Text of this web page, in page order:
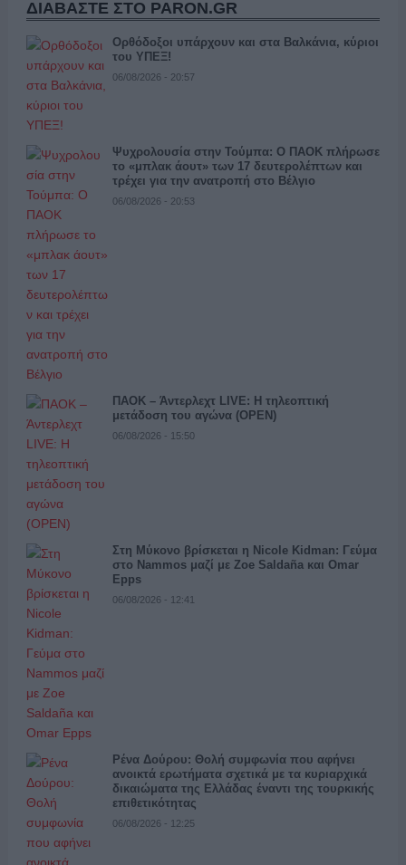
ΔΙΑΒΑΣΤΕ ΣΤΟ PARON.GR
Ορθόδοξοι υπάρχουν και στα Βαλκάνια, κύριοι
του ΥΠΕΞ!
06/08/2026 - 20:57
Ψυχρολουσία στην Τούμπα: Ο ΠΑΟΚ πλήρωσε
το «μπλακ άουτ» των 17 δευτερολέπτων και
τρέχει για την ανατροπή στο Βέλγιο
06/08/2026 - 20:53
ΠΑΟΚ – Άντερλεχτ LIVE: Η τηλεοπτική
μετάδοση του αγώνα (OPEN)
06/08/2026 - 15:50
Στη Μύκονο βρίσκεται η Nicole Kidman: Γεύμα
στο Nammos μαζί με Zoe Saldaña και Omar
Epps
06/08/2026 - 12:41
Ρένα Δούρου: Θολή συμφωνία που αφήνει
ανοικτά ερωτήματα σχετικά με τα κυριαρχικά
δικαιώματα της Ελλάδας έναντι της τουρκικής
επιθετικότητας
06/08/2026 - 12:25